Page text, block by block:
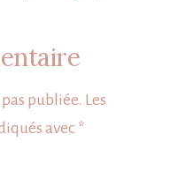
publiée. Les
avec *